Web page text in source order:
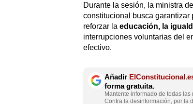
Durante la sesión, la ministra
constitucional busca garantizar
reforzar la educación, la
interrupciones voluntarias del
efectivo.
Añadir
forma gratuita.
Mantente informado de todas
Contra la desinformación, por la